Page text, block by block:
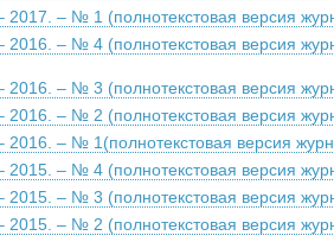
2017. – № 1 (полнотекстовая версия
2016. – № 4 (полнотекстовая версия
2016. – № 3 (полнотекстовая версия
2016. – № 2 (полнотекстовая версия
2016. – № 1(полнотекстовая версия
2015. – № 4 (полнотекстовая версия
2015. – № 3 (полнотекстовая версия
2015. – № 2 (полнотекстовая версия